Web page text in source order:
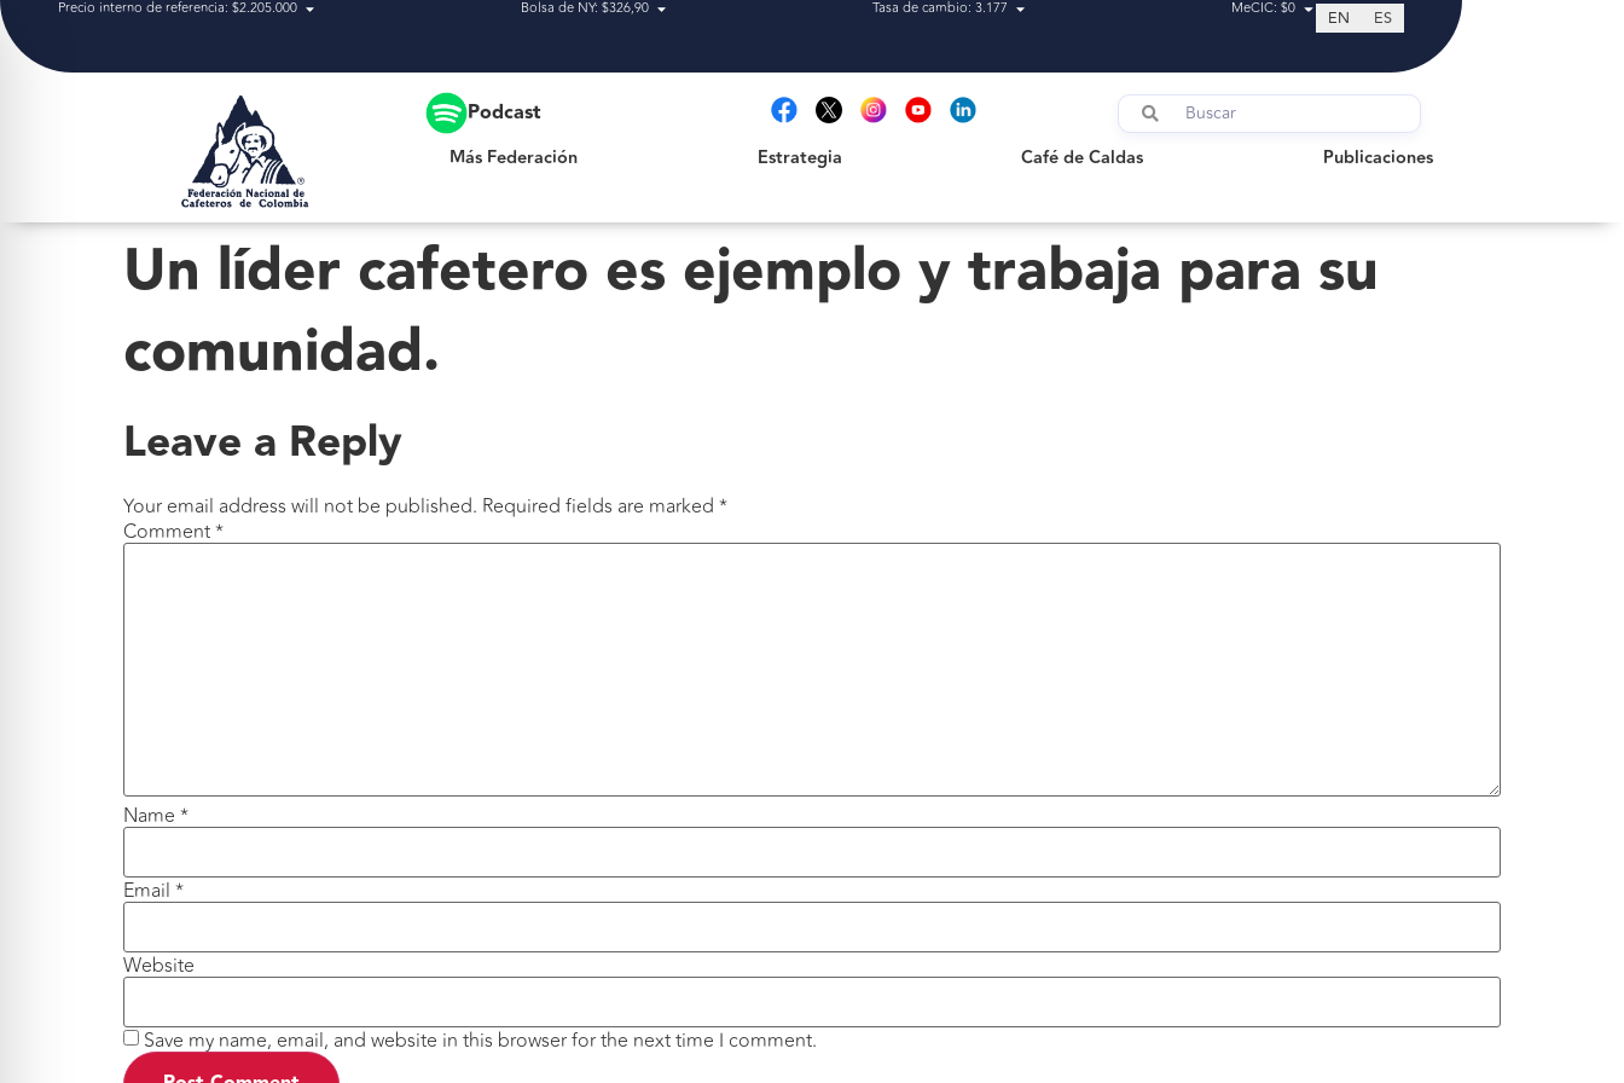
Precio interno de referencia: $2.205.000 Bolsa de NY: $326,90 Tasa de cambio: 3.177 MeCIC: $0 EN ES
Podcast
Más Federación Estrategia Café de Caldas Publicaciones
Publicaciones
Un líder cafetero es ejemplo y trabaja para su
comunidad.
Leave a Reply
Your email address will not be published. Required fields are marked *
Comment*
Name *
Email *
Website
Save my name, email, and website in this browser for the next time I comment.